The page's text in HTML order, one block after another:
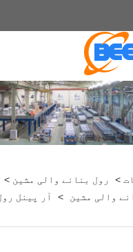
> رول بنانے والی مشین >
والی مشین
> آر پینل